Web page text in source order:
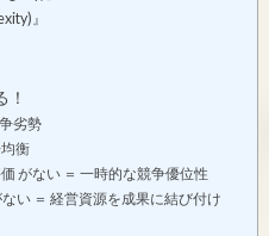
』
劣勢
衡
がない ＝ 一時的な競争優位性
い ＝ 経営資源を成果に結び付け